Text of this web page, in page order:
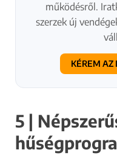
működésről.
szerzek új
KÉREM AZ
5 |